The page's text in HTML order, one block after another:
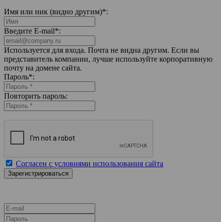
Имя или ник (видно другим)*:
Введите E-mail*:
Используется для входа. Почта не видна другим. Если вы
представитель компании, лучше используйте корпоративную
почту на домене сайта.
Пароль*:
Повторить пароль:
Согласен с условиями использования сайта
E-mail
Пароль